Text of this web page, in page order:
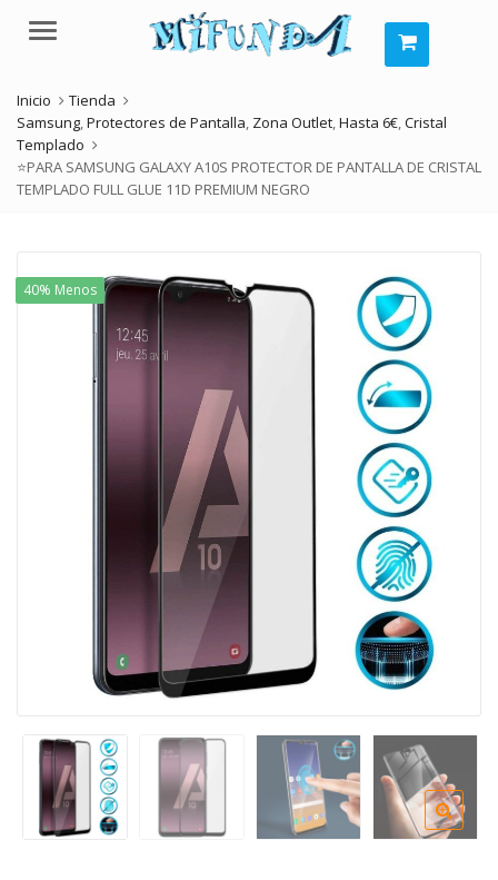
Menú
Inicio
Tienda
Samsung,Protectores de Pantalla, Zona Outlet,Hasta 6€,Cristal
Templado
⭐PARA SAMSUNG GALAXY A10S PROTECTOR DE PANTALLA DE CRISTAL
TEMPLADO FULL GLUE 11D PREMIUM NEGRO
40% Menos